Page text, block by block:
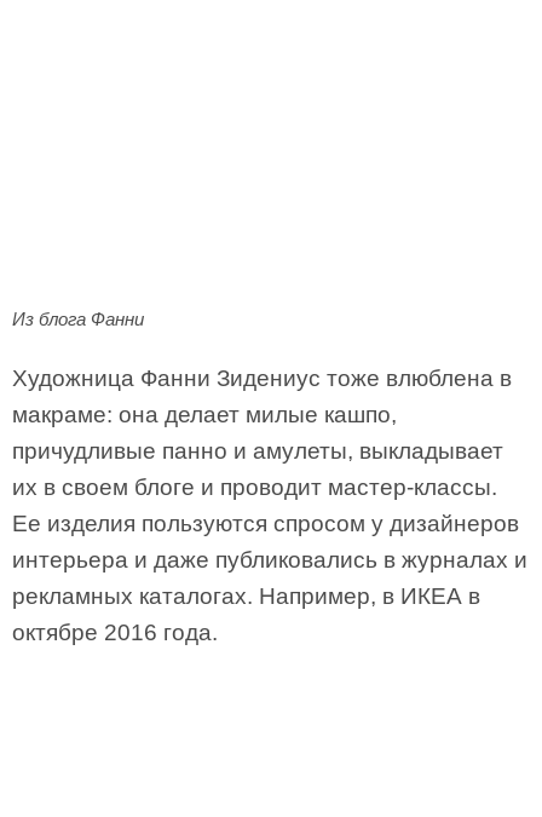
Из блога Фанни
Художница Фанни Зидениус тоже влюблена в
макраме: она делает милые кашпо,
причудливые панно и амулеты, выкладывает
их в своем блоге и проводит мастер-классы.
Ее изделия пользуются спросом у дизайнеров
интерьера и даже публиковались в журналах и
рекламных каталогах. Например, в ИКЕА в
октябре 2016 года.